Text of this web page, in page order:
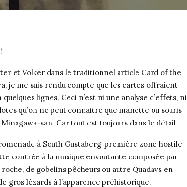
et Volker dans le traditionnel article Card of the
je me suis rendu compte que les cartes offraient
lignes. Ceci n’est ni une analyse d’effets, ni
qu’on ne peut connaitre que manette ou souris
san. Car tout est toujours dans le détail.
à South Gustaberg, première zone hostile
contrée à la musique envoutante composée par
de gobelins pêcheurs ou autre Quadavs en
gros lézards à l’apparence préhistorique.